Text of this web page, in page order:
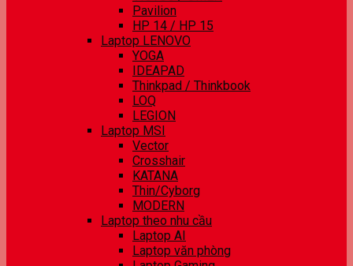
Pavilion
HP 14 / HP 15
Laptop LENOVO
YOGA
IDEAPAD
Thinkpad / Thinkbook
LOQ
LEGION
Laptop MSI
Vector
Crosshair
KATANA
Thin/Cyborg
MODERN
Laptop theo nhu cầu
Laptop AI
Laptop văn phòng